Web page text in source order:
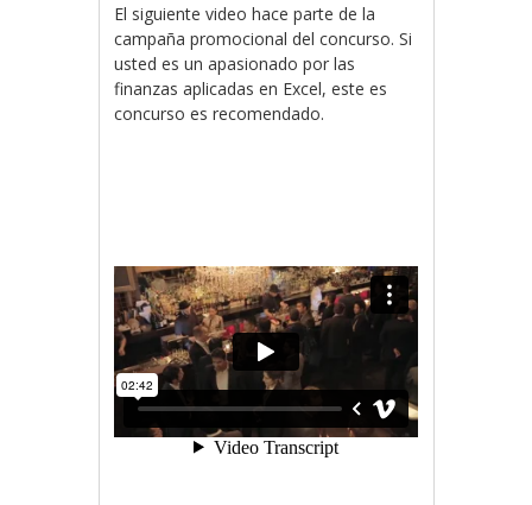
El siguiente video hace parte de la
campaña promocional del concurso. Si
usted es un apasionado por las
finanzas aplicadas en Excel, este es
concurso es recomendado.